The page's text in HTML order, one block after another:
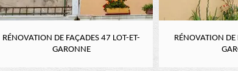
RÉNOVATION DE FAÇADES 47 LOT-ET-
GARONNE
RÉNOVATION DE